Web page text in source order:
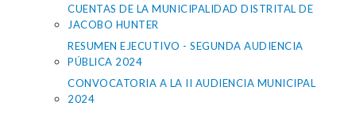
CUENTAS DE LA MUNICIPALIDAD DISTRITAL DE
JACOBO HUNTER
RESUMEN EJECUTIVO - SEGUNDA AUDIENCIA
PÚBLICA 2024
CONVOCATORIA A LA II AUDIENCIA MUNICIPAL
2024